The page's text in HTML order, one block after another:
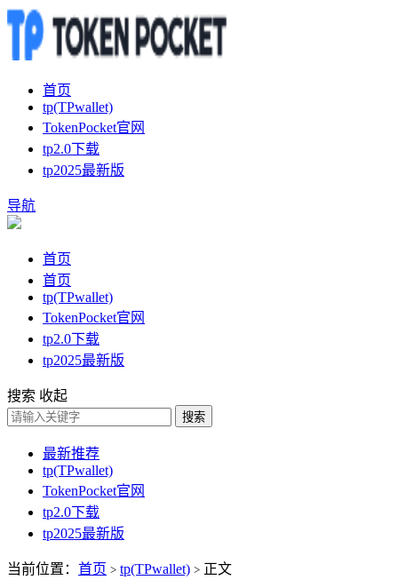
首页
tp(TPwallet)
TokenPocket官网
tp2.0下载
tp2025最新版
导航
首页
首页
tp(TPwallet)
TokenPocket官网
tp2.0下载
tp2025最新版
搜索 收起
搜索
最新推荐
tp(TPwallet)
TokenPocket官网
tp2.0下载
tp2025最新版
当前位置： 首页 > tp(TPwallet) > 正文